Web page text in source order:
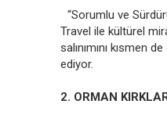
“Sorumlu ve
Travel ile kültürel
salınımını kısmen
ediyor.
2. ORMAN